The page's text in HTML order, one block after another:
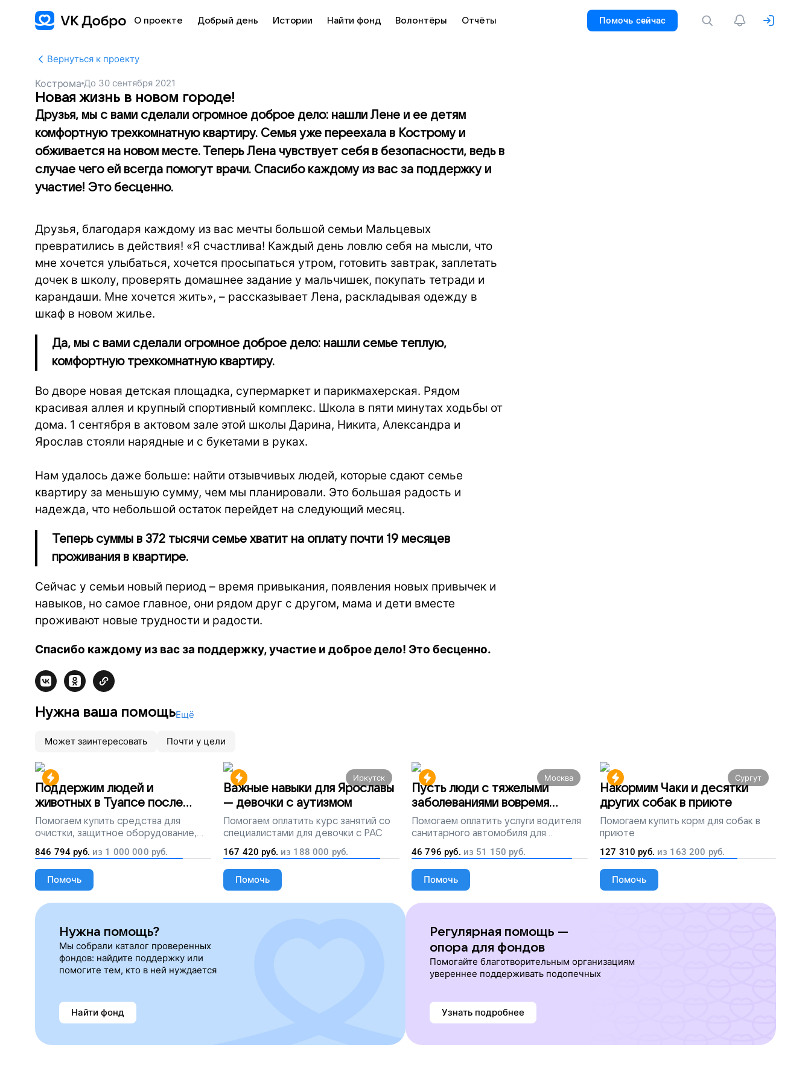
О проекте Добрый день Истории Найти фонд Волонтёры Отчёты Помочь сейчас
Вернуться к проекту
Кострома До 30 сентября 2021
Новая жизнь в новом городе!
Друзья, мы с вами сделали огромное доброе дело: нашли Лене и ее детям
комфортную трехкомнатную квартиру. Семья уже переехала в Кострому и
обживается на новом месте. Теперь Лена чувствует себя в безопасности, ведь в
случае чего ей всегда помогут врачи. Спасибо каждому из вас за поддержку и
участие! Это бесценно.
Друзья, благодаря каждому из вас мечты большой семьи Мальцевых
превратились в действия! «Я счастлива! Каждый день ловлю себя на мысли, что
мне хочется улыбаться, хочется просыпаться утром, готовить завтрак, заплетать
дочек в школу, проверять домашнее задание у мальчишек, покупать тетради и
карандаши. Мне хочется жить», – рассказывает Лена, раскладывая одежду в
шкаф в новом жилье.
Да, мы с вами сделали огромное доброе дело: нашли семье теплую,
комфортную трехкомнатную квартиру.
Во дворе новая детская площадка, супермаркет и парикмахерская. Рядом
красивая аллея и крупный спортивный комплекс. Школа в пяти минутах ходьбы от
дома. 1 сентября в актовом зале этой школы Дарина, Никита, Александра и
Ярослав стояли нарядные и с букетами в руках.
Нам удалось даже больше: найти отзывчивых людей, которые сдают семье
квартиру за меньшую сумму, чем мы планировали. Это большая радость и
надежда, что небольшой остаток перейдет на следующий месяц.
Теперь суммы в 372 тысячи семье хватит на оплату почти 19 месяцев
проживания в квартире.
Сейчас у семьи новый период – время привыкания, появления новых привычек и
навыков, но самое главное, они рядом друг с другом, мама и дети вместе
проживают новые трудности и радости.
Спасибо каждому из вас за поддержку, участие и доброе дело! Это бесценно.
Нужна ваша помощьЕщё
Может заинтересовать Почти у цели
Поддержим людей и
животных в Туапсе после
разлива мазута
Помогаем купить средства для
очистки, защитное оборудование,
лекарства, корм и предметы первой
необходимости
846 794 руб. из 1 000 000 руб.
Помочь
Иркутск
Важные навыки для Ярославы
— девочки с аутизмом
Помогаем оплатить курс занятий со
специалистами для девочки с РАС
167 420 руб. из 188 000 руб.
Помочь
Москва
Пусть люди с тяжелыми
заболеваниями вовремя
попадут на лечение
Помогаем оплатить услуги водителя
санитарного автомобиля для
перевозки тяжелобольных людей
46 796 руб. из 51 150 руб.
Помочь
Сургут
Накормим Чаки и десятки
других собак в приюте
Помогаем купить корм для собак в
приюте
127 310 руб. из 163 200 руб.
Помочь
Нужна помощь?
Мы собрали каталог проверенных
фондов: найдите поддержку или
помогите тем, кто в ней нуждается
Найти фонд
Регулярная помощь —
опора для фондов
Помогайте благотворительным организациям
увереннее поддерживать подопечных
Узнать подробнее